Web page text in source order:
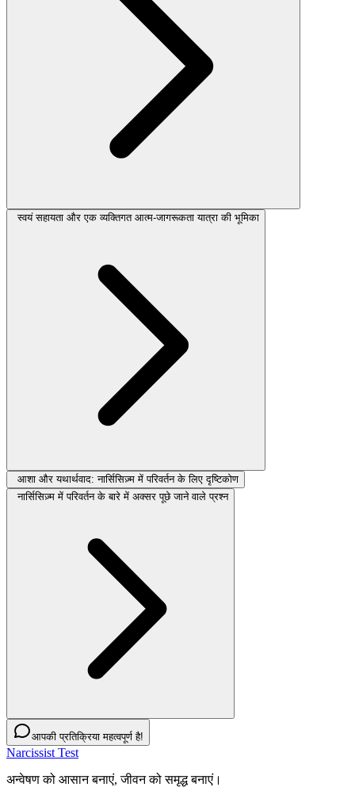
स्वयं सहायता और एक व्यक्तिगत आत्म-जागरूकता यात्रा की भूमिका
आशा और यथार्थवाद: नार्सिसिज़्म में परिवर्तन के लिए दृष्टिकोण
नार्सिसिज़्म में परिवर्तन के बारे में अक्सर पूछे जाने वाले प्रश्न
आपकी प्रतिक्रिया महत्वपूर्ण है!
Narcissist Test
अन्वेषण को आसान बनाएं, जीवन को समृद्ध बनाएं।